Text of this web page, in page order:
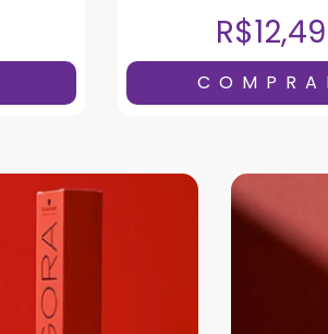
R$12,49